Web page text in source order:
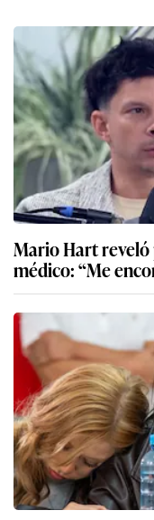
Mario Hart
médico: “Me